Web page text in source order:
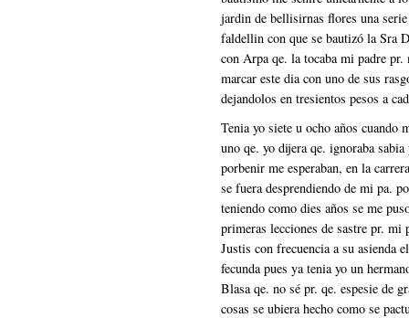
jardin de bellisirnas flores una
faldellin con que se bautizó la Sra
con Arpa qe. la tocaba mi padre
marcar este dia con uno de sus
dejandolos en tresientos pesos a
Tenia yo siete u ocho años cuando
uno qe. yo dijera qe. ignoraba
porbenir me esperaban, en la
se fuera desprendiendo de mi pa.
teniendo como dies años se me
primeras lecciones de sastre pr. mi
Justis con frecuencia a su asienda
fecunda pues ya tenia yo un
Blasa qe. no sé pr. qe. espesie de
cosas se ubiera hecho como se